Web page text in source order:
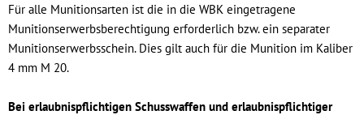
Für alle Munitionsarten ist die in die WBK eingetragene
Munitionserwerbsberechtigung erforderlich bzw. ein separater
Munitionserwerbsschein. Dies gilt auch für die Munition im Kaliber
4 mm M 20.
Bei erlaubnispflichtigen Schusswaffen und erlaubnispflichtiger